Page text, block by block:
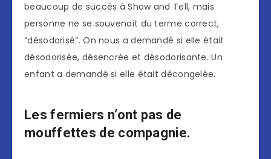
beaucoup de succès à Show and Tell, mais
personne ne se souvenait du terme correct,
“désodorisé”. On nous a demandé si elle était
désodorisée, désencrée et désodorisante. Un
enfant a demandé si elle était décongelée.
Les fermiers n’ont pas de
mouffettes de compagnie.